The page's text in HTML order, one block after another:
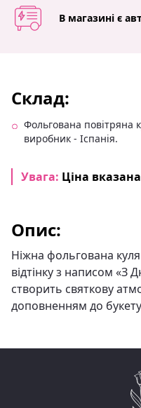
В магазині є
Склад:
Фольгована повітряна
виробник - Іспанія.
Увага: Ціна
Опис:
Ніжна фольгована
відтінку з написом
створить святкову
доповненням до